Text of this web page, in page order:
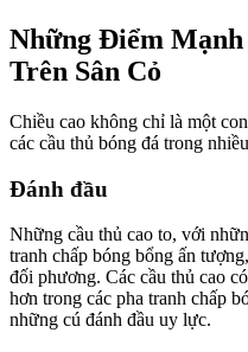
Những Điểm
Trên Sân Cỏ
Chiều cao không chỉ là một
các cầu thủ bóng đá trong
Đánh đầu
Những cầu thủ cao to, với
tranh chấp bóng bổng ấn
đối phương. Các cầu thủ cao
hơn trong các pha tranh chấp
những cú đánh đầu uy lực.